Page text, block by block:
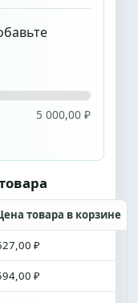
5 000,00 ₽
товара в корзине
₽
₽